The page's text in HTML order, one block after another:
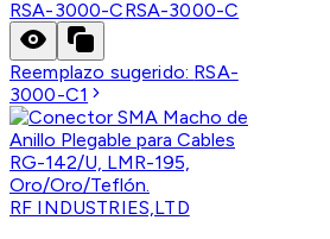
RSA-3000-CRSA-3000-C
Reemplazo sugerido: RSA-
3000-C1
RF INDUSTRIES,LTD